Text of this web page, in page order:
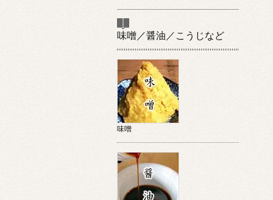
味噌／醤油／こうじなど
味噌